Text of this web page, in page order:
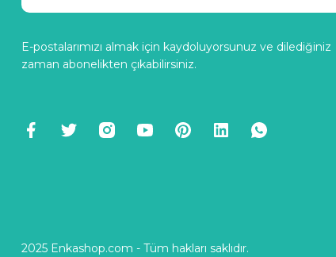
E-postalarımızı almak için kaydoluyorsunuz ve dilediğiniz
zaman abonelikten çıkabilirsiniz.
2025 Enkashop.com - Tüm hakları saklıdır.